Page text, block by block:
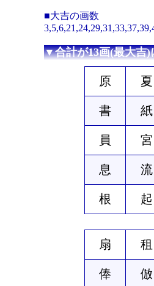
■大吉の画数
▼合計が13画(最大吉)
原 夏
書 紙
員 宮
息 流
根 起
扇 租
俸 倣